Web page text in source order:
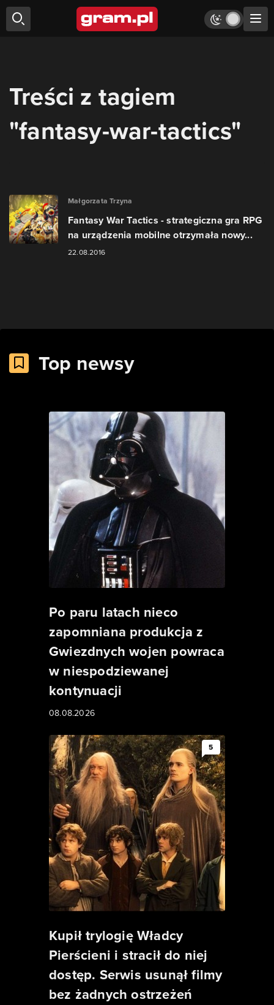
Treści z tagiem
"fantasy-war-tactics"
Małgorzata Trzyna
Fantasy War Tactics - strategiczna gra RPG
na urządzenia mobilne otrzymała nowy...
22.08.2016
Top newsy
Po paru latach nieco
zapomniana produkcja z
Gwiezdnych wojen powraca
w niespodziewanej
kontynuacji
08.08.2026
5
Kupił trylogię Władcy
Pierścieni i stracił do niej
dostęp. Serwis usunął filmy
bez żadnych ostrzeżeń